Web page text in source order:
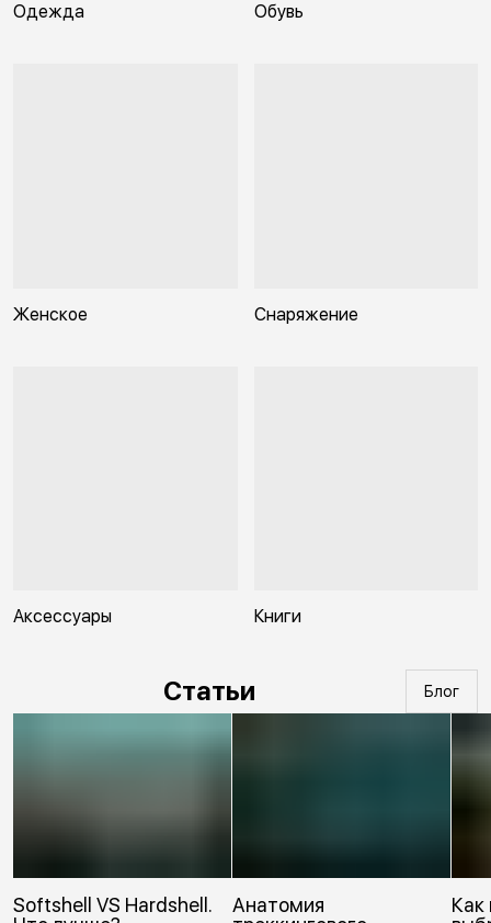
Одежда Обувь
Женское Снаряжение
Аксессуары Книги
Статьи Блог
Softshell VS Hardshell.
Анатомия
Как